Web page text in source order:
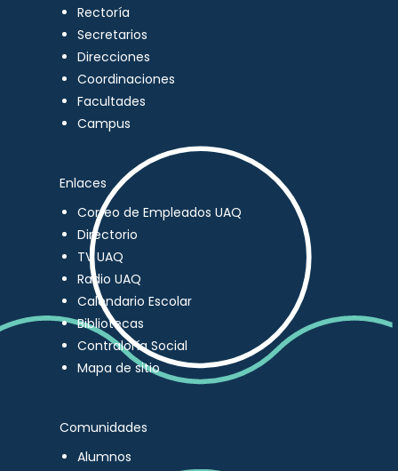
Rectoría
Secretarios
Direcciones
Coordinaciones
Facultades
Campus
Enlaces
Correo de Empleados UAQ
Directorio
TV UAQ
Radio UAQ
Calendario Escolar
Bibliotecas
Contraloría Social
Mapa de sitio
Comunidades
Alumnos